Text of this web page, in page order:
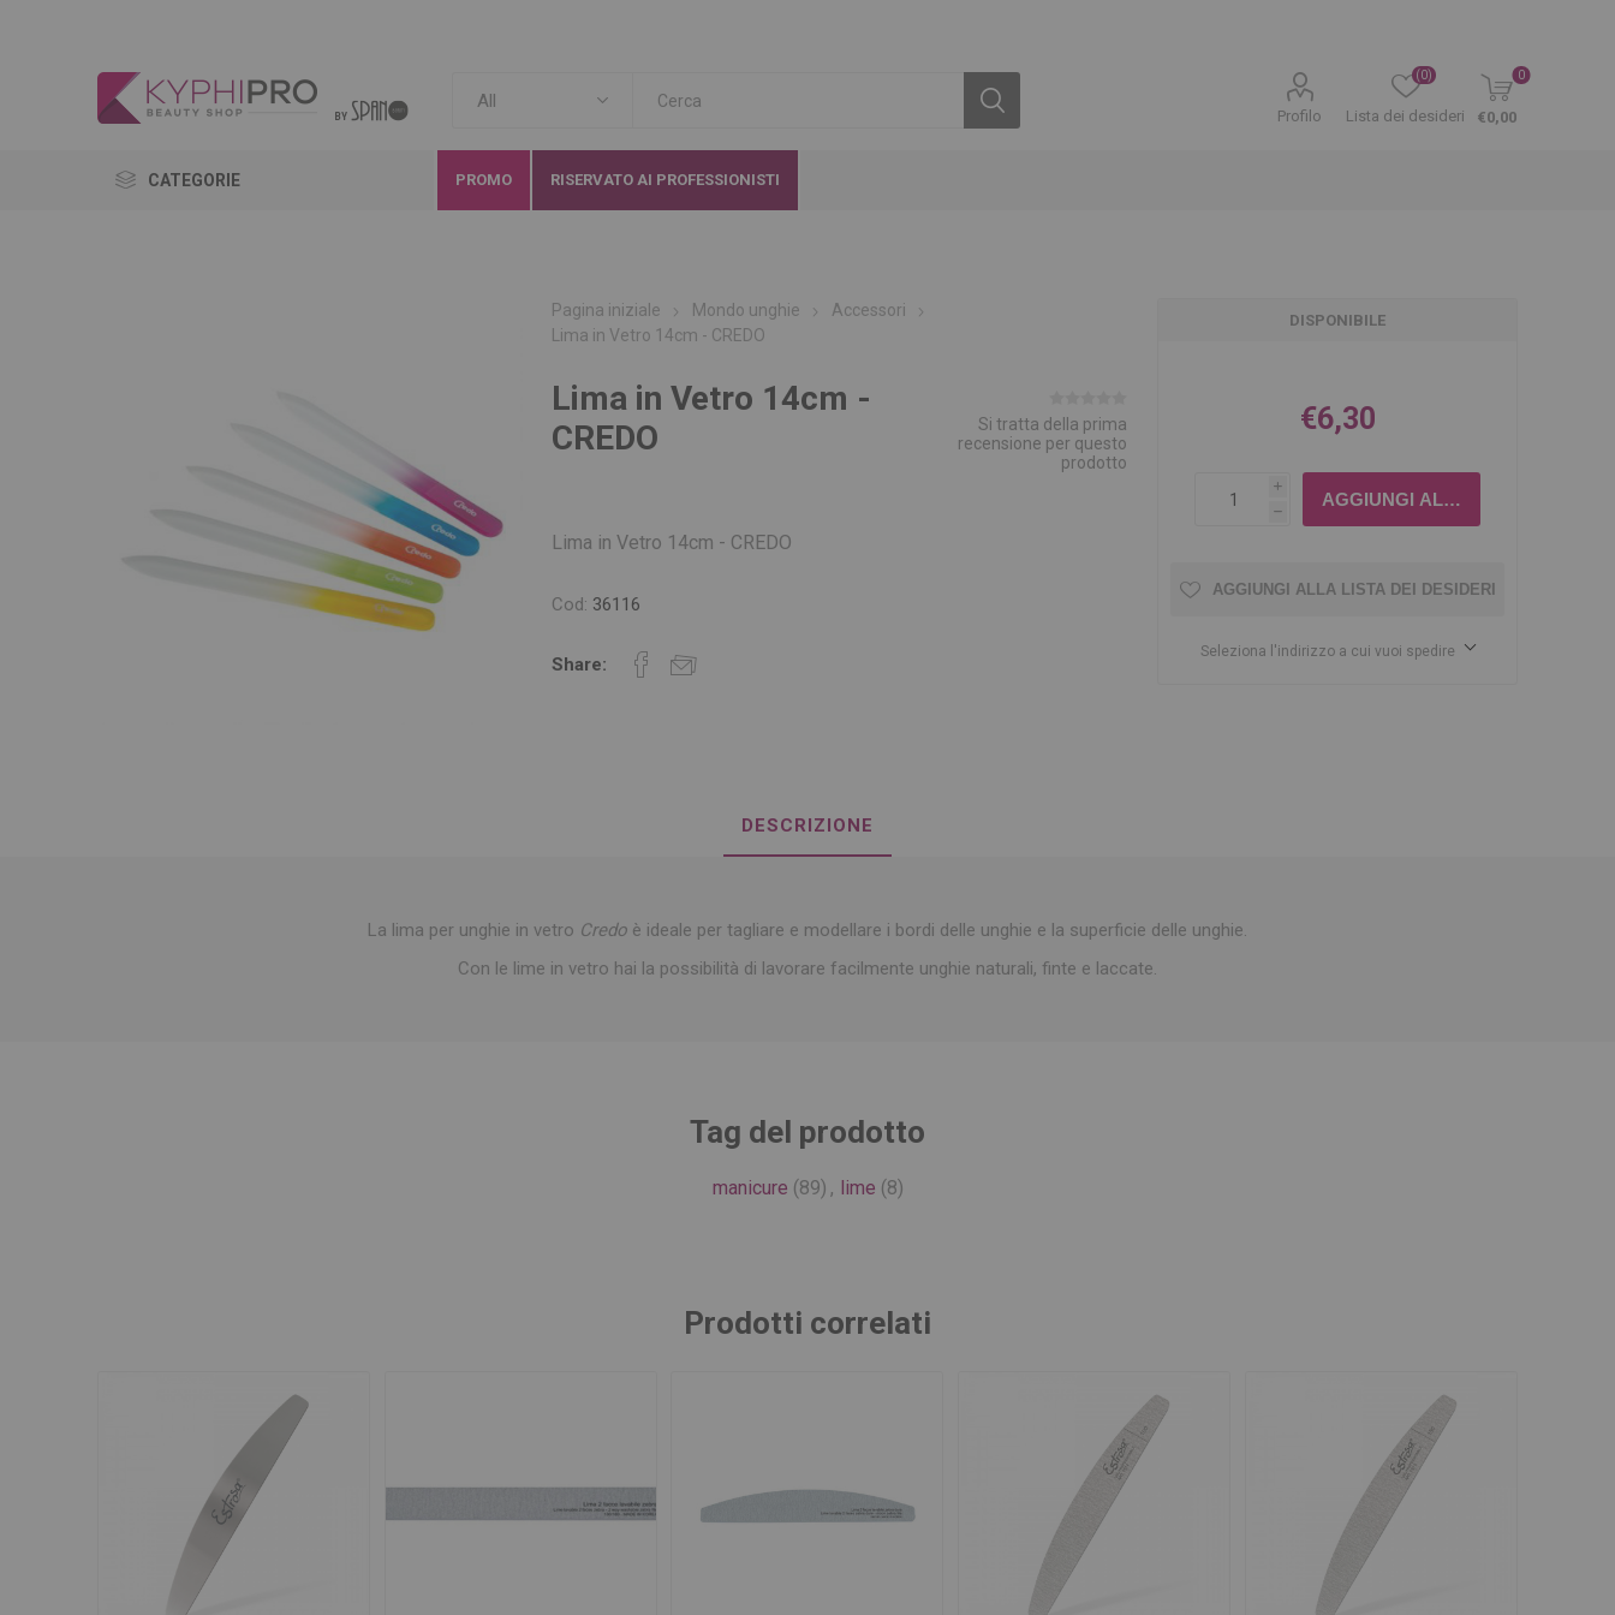
Profilo Lista dei desideri
(0) 0
€0,00
CATEGORIE PROMO RISERVATO AI PROFESSIONISTI
Pagina iniziale Mondo unghie
Accessori
Lima in Vetro 14cm - CREDO
Lima in Vetro 14cm -
CREDO
Si tratta della prima
recensione per questo
prodotto
Lima in Vetro 14cm - CREDO
Cod: 36116
Share:
DISPONIBILE
€6,30
i
h
AGGIUNGI ALLA LISTA DEI DESIDERI
Seleziona l'indirizzo a cui vuoi spedire
DESCRIZIONE
La lima per unghie in vetro Credo è ideale per tagliare e modellare i bordi delle unghie e la superficie delle unghie.
Con le lime in vetro hai la possibilità di lavorare facilmente unghie naturali, finte e laccate.
Tag del prodotto
manicure (89) , lime (8)
Prodotti correlati